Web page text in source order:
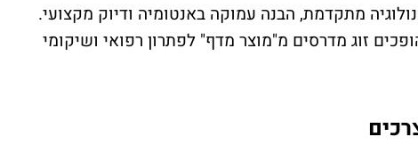
מתקדמת, הבנה עמוקה באנטומיה ודיוק מקצועי.
זוג מדרסים מ"מוצר מדף" לפתרון רפואי ושיקומי